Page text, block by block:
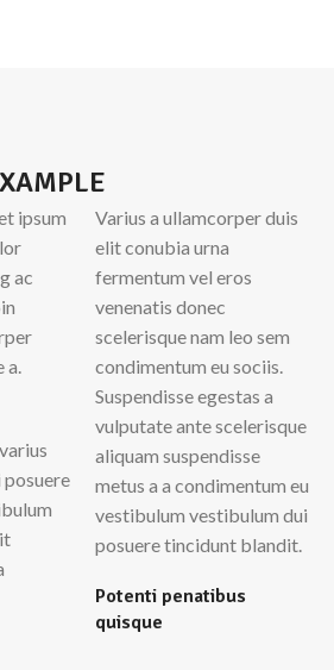
ipsum
ac
a.
Varius a ullamcorper duis
elit conubia urna
fermentum vel eros
venenatis donec
scelerisque nam leo sem
condimentum eu sociis.
Suspendisse egestas a
vulputate ante scelerisque
aliquam suspendisse
metus a a condimentum eu
vestibulum vestibulum dui
posuere tincidunt blandit.
Potenti penatibus
quisque